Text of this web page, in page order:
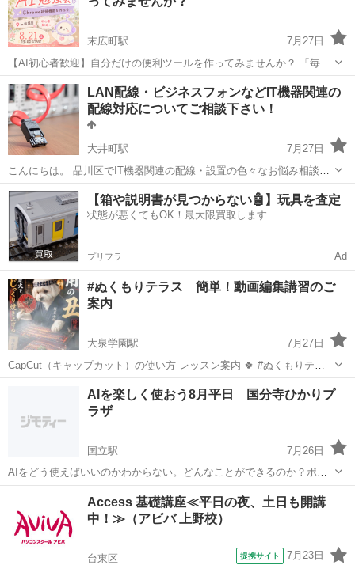
定・効率の良いデー...
末広町駅
7月27日
【AI初心者歓迎】自分だけの便利ツールを作ってみませんか？ 「毎日
のパソコン作業を、もう少しラクにしたい」 「こんな機能があったら
便利なのに……」 「AIに興味はあるけれど、何から始めればいいか分
からない」...
東京 千代田区 末広町駅 その他 初心者
LAN配線・ビジネスフォンなどIT機器関連の
配線対応についてご相談下さい！
大井町駅
7月27日
こんにちは。 品川区でIT機器関連の配線・設置の色々なお悩み相談か
ら解決を行っております。 基本的には東京都～隣県までどこでもお伺
い致します。 メールでのご相談も承っております (相談料は基本無料)
...
東京 品川区 大井町駅 その他
【箱や説明書が見つからない🤖】玩具を査定
状態が悪くてもOK！最大限買取します
プリフラ Ad
#ぬくもりテラス 簡単！動画編集講習のご
案内
大泉学園駅
7月27日
CapCut（キャップカット）の使い方 レッスン案内 🍀 #ぬくもりテラ
ス 📱 iPhone対応 ☕ お茶をしながら 自分の写真を使って 素敵な動画
を作る講習です♪ 💰 レッスン費用：1,500円 👥 定員：3名 ...
大泉学園駅 その他 動画編集
AIを楽しく使おう8月平日 国分寺ひかりプ
ラザ
国立駅
7月26日
AIをどう使えばいいのかわからない。どんなことができるのか？ポイ
ントはどんなことができるのではなく、あなたがやりたい事、悩んで
ることを解決してくれる最良のパートナーと考えることから始まりま
す。 今回はAIに触れながらどんなこ...
国立駅 その他
Access 基礎講座≪平日の夜、土日も開講
中！≫（アビバ 上野校）
台東区 提携サイト 7月23日